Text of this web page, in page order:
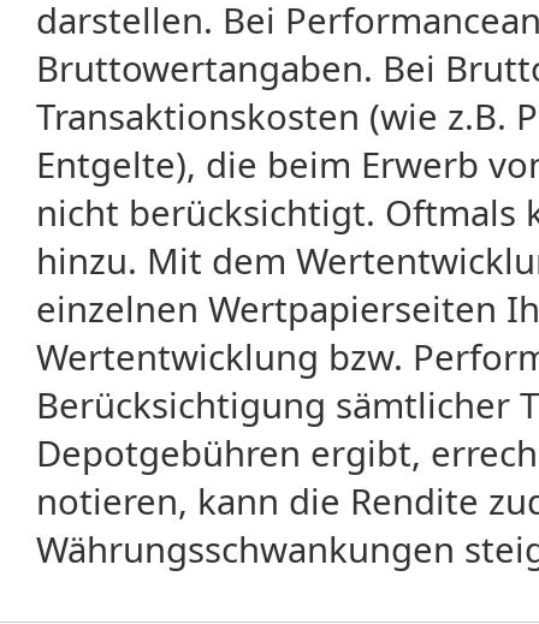
darstellen. Bei
Bruttowertangaben. Bei
Transaktionskosten (wie z.B.
Entgelte), die beim Erwerb
nicht berücksichtigt. Oftmals
hinzu. Mit dem
einzelnen Wertpapierseiten
Wertentwicklung bzw.
Berücksichtigung sämtlicher
Depotgebühren ergibt,
notieren, kann die Rendite
Währungsschwankungen